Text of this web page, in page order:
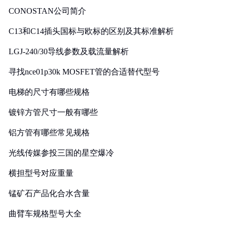
CONOSTAN公司简介
C13和C14插头国标与欧标的区别及其标准解析
LGJ-240/30导线参数及载流量解析
寻找nce01p30k MOSFET管的合适替代型号
电梯的尺寸有哪些规格
镀锌方管尺寸一般有哪些
铝方管有哪些常见规格
光线传媒参投三国的星空爆冷
横担型号对应重量
锰矿石产品化合水含量
曲臂车规格型号大全